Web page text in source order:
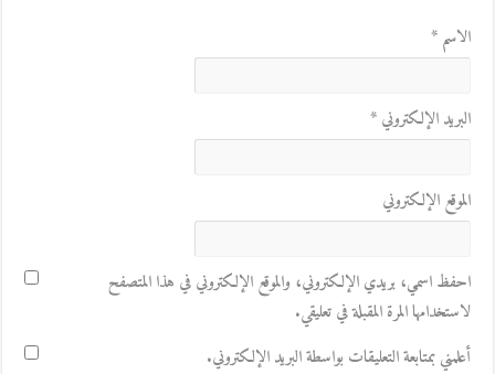
الاسم*
البريد الإلكتروني*
الموقع الإلكتروني
احفظ اسمي، بريدي الإلكتروني، والموقع الإلكتروني في هذا المتصفح
لاستخدامها المرة المقبلة في تعليقي.
أعلمني بمتابعة التعليقات بواسطة البريد الإلكتروني.